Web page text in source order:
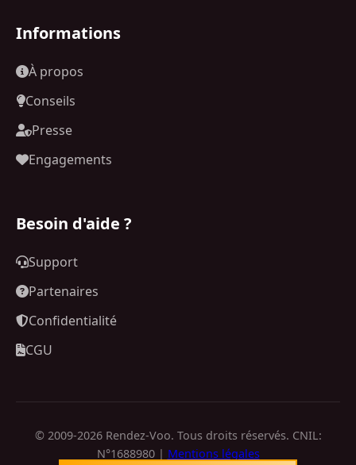
Informations
À propos
Conseils
Presse
Engagements
Besoin d'aide ?
Support
Partenaires
Confidentialité
CGU
© 2009-2026 Rendez-Voo. Tous droits réservés. CNIL:
N°1688980 | Mentions légales